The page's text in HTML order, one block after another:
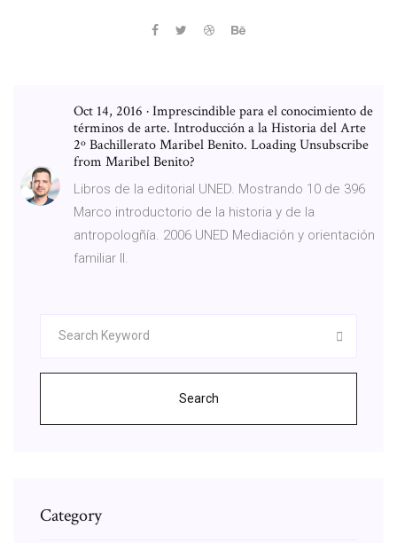
Oct 14, 2016 · Imprescindible para el conocimiento de
términos de arte. Introducción a la Historia del Arte
2º Bachillerato Maribel Benito. Loading Unsubscribe
from Maribel Benito?
Libros de la editorial UNED. Mostrando 10 de 396
Marco introductorio de la historia y de la
antropologñía. 2006 UNED Mediación y orientación
familiar II.
Search
Category